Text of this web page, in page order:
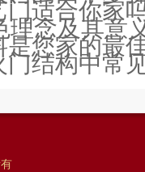
适合你家
理念及其意
您家的最
结构中常